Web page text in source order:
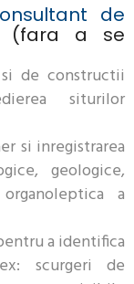
de
(fara a se
de constructii
siturilor
si inregistrarea
geologice,
a
a identifica
scurgeri de